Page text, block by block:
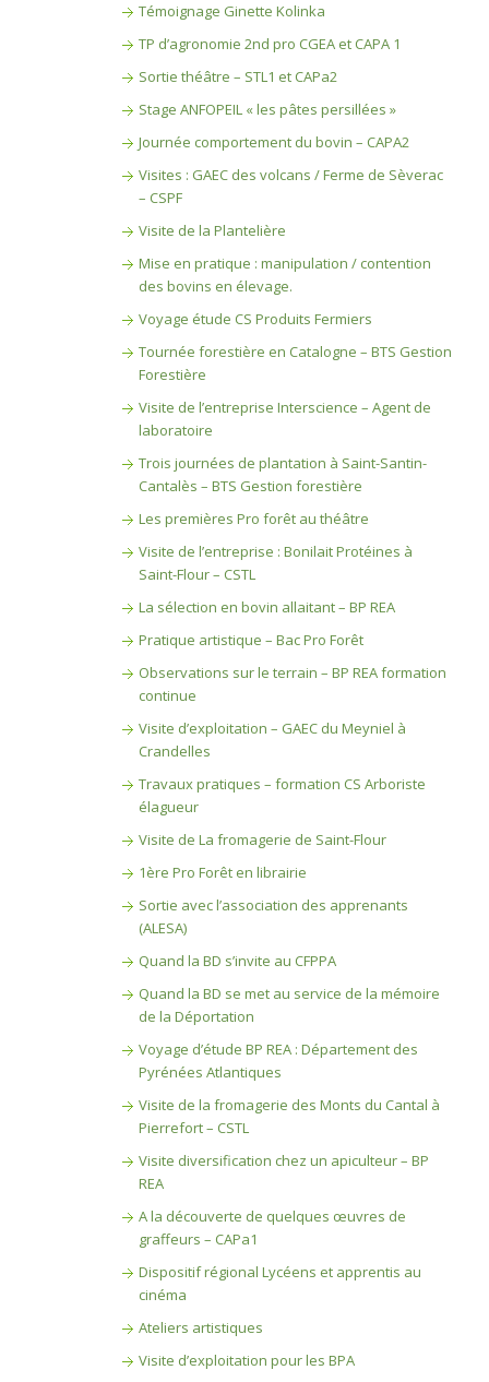
Témoignage Ginette Kolinka
TP d’agronomie 2nd pro CGEA et CAPA 1
Sortie théâtre – STL1 et CAPa2
Stage ANFOPEIL « les pâtes persillées »
Journée comportement du bovin – CAPA2
Visites : GAEC des volcans / Ferme de Sèverac
– CSPF
Visite de la Plantelière
Mise en pratique : manipulation / contention
des bovins en élevage.
Voyage étude CS Produits Fermiers
Tournée forestière en Catalogne – BTS Gestion
Forestière
Visite de l’entreprise Interscience – Agent de
laboratoire
Trois journées de plantation à Saint-Santin-
Cantalès – BTS Gestion forestière
Les premières Pro forêt au théâtre
Visite de l’entreprise : Bonilait Protéines à
Saint-Flour – CSTL
La sélection en bovin allaitant – BP REA
Pratique artistique – Bac Pro Forêt
Observations sur le terrain – BP REA formation
continue
Visite d’exploitation – GAEC du Meyniel à
Crandelles
Travaux pratiques – formation CS Arboriste
élagueur
Visite de La fromagerie de Saint-Flour
1ère Pro Forêt en librairie
Sortie avec l’association des apprenants
(ALESA)
Quand la BD s’invite au CFPPA
Quand la BD se met au service de la mémoire
de la Déportation
Voyage d’étude BP REA : Département des
Pyrénées Atlantiques
Visite de la fromagerie des Monts du Cantal à
Pierrefort – CSTL
Visite diversification chez un apiculteur – BP
REA
A la découverte de quelques œuvres de
graffeurs – CAPa1
Dispositif régional Lycéens et apprentis au
cinéma
Ateliers artistiques
Visite d’exploitation pour les BPA